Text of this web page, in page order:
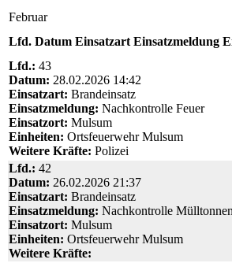
Februar
Lfd. Datum Einsatzart Einsatzmeldung
Lfd.: 43
Datum: 28.02.2026 14:42
Einsatzart: Brandeinsatz
Einsatzmeldung: Nachkontrolle Feuer
Einsatzort: Mulsum
Einheiten: Ortsfeuerwehr Mulsum
Weitere Kräfte: Polizei
Lfd.: 42
Datum: 26.02.2026 21:37
Einsatzart: Brandeinsatz
Einsatzmeldung: Nachkontrolle
Einsatzort: Mulsum
Einheiten: Ortsfeuerwehr Mulsum
Weitere Kräfte: